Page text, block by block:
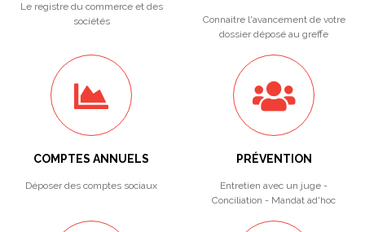
Le registre du commerce et des
sociétés
Connaitre l'avancement de votre
dossier déposé au greffe
COMPTES ANNUELS
Déposer des comptes sociaux
PRÉVENTION
Entretien avec un juge -
Conciliation - Mandat ad'hoc